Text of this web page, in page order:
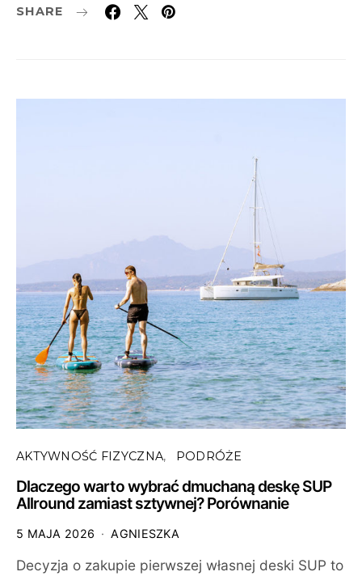
SHARE
AKTYWNOŚĆ FIZYCZNA PODRÓŻE
Dlaczego warto wybrać dmuchaną deskę SUP
Allround zamiast sztywnej? Porównanie
5 MAJA 2026 AGNIESZKA
Decyzja o zakupie pierwszej własnej deski SUP to